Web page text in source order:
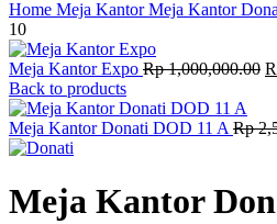
Home Meja KantorMeja Kantor
10
Meja Kantor Expo Rp1,000,000.00
Back to products
Meja Kantor Donati DOD 11 A Rp
Meja Kantor